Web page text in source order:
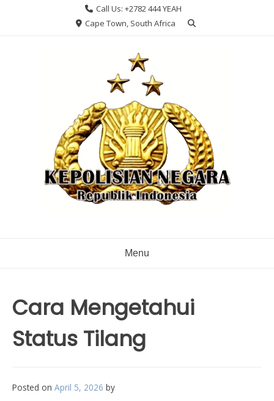
Call Us: +2782 444 YEAH
Cape Town, South Africa
Menu
Cara Mengetahui
Status Tilang
Posted on April 5, 2026 by